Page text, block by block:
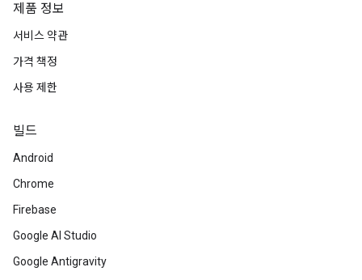
제품 정보
서비스 약관
가격 책정
사용 제한
빌드
Android
Chrome
Firebase
Google AI Studio
Google Antigravity